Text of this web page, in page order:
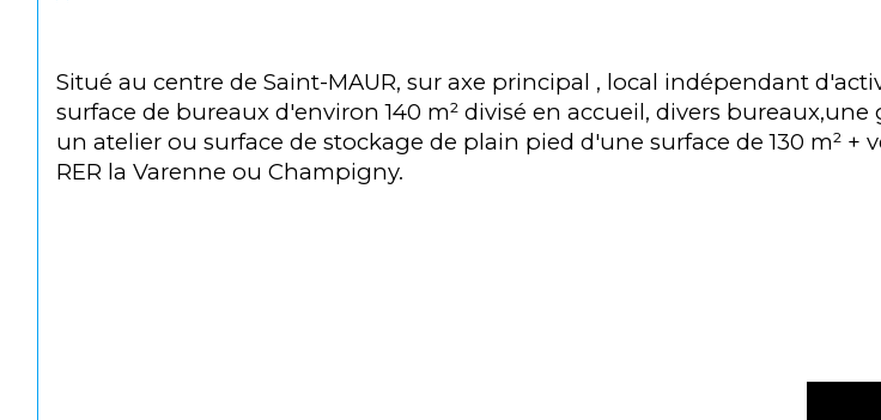
Situé au centre de Saint-MAUR, sur axe principal , local indépendant
surface de bureaux d'environ 140 m² divisé en accueil, divers
un atelier ou surface de stockage de plain pied d'une surface de 130 m² +
RER la Varenne ou Champigny.